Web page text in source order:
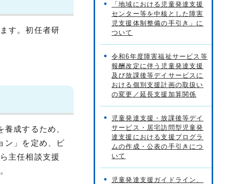
す。初任者研
成するため、
ン」を定め、ビ
主任相談支援
「地域における児童発達支援
センター等を中核とした障害
児支援体制整備の手引き」に
ついて
令和6年度障害福祉サービス等
報酬改定に伴う児童発達支援
及び放課後等デイサービスに
おける個別支援計画の取扱い
の変更／延長支援加算関係
児童発達支援・放課後等デイ
サービス・居宅訪問型児童発
達支援における支援プログラ
ムの作成・公表の手引きにつ
いて
児童発達支援ガイドライン、